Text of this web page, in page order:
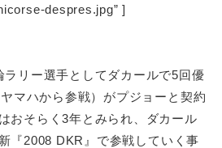
despres.jpg” ]
リー選手としてダカールで5回優
マハから参戦）がプジョーと契約
おそらく3年とみられ、ダカール
『2008 DKR』で参戦していく事